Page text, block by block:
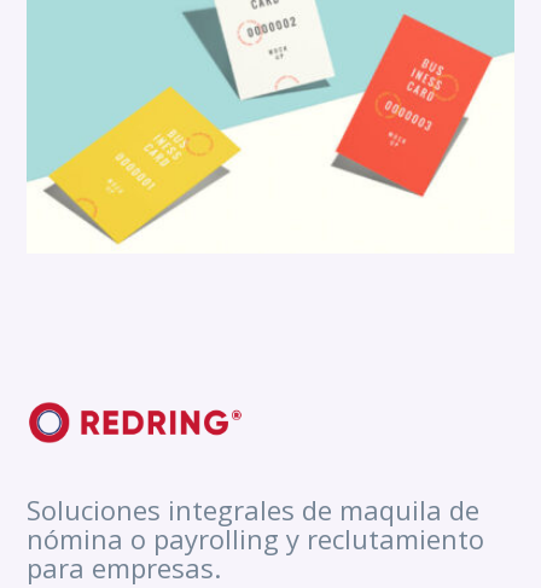
Soluciones integrales de maquila de
nómina o payrolling y reclutamiento
para empresas.